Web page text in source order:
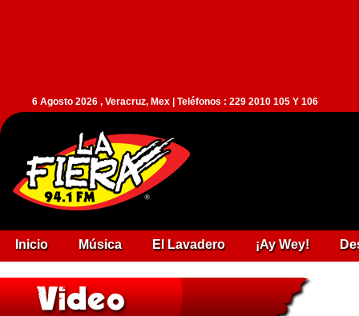
6 Agosto 2026 , Veracruz, Mex | Teléfonos : 229 2010 105 Y 106
Inicio Música El Lavadero ¡Ay Wey!